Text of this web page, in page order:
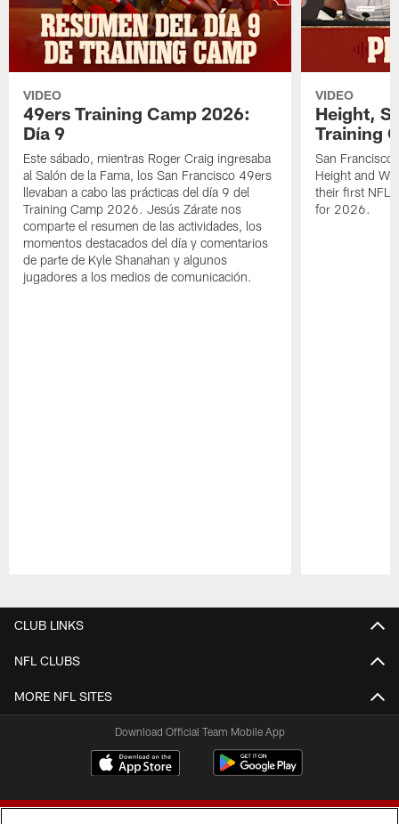
VIDEO
49ers Training Camp 2026:
Día 9
Este sábado, mientras Roger Craig ingresaba
al Salón de la Fama, los San Francisco 49ers
llevaban a cabo las prácticas del día 9 del
Training Camp 2026. Jesús Zárate nos
comparte el resumen de las actividades, los
momentos destacados del día y comentarios
de parte de Kyle Shanahan y algunos
jugadores a los medios de comunicación.
VIDEO
Height,
Training
San Francisco
Height and
their first NFL
for 2026.
CLUB LINKS
NFL CLUBS
MORE NFL SITES
Download Official Team Mobile App